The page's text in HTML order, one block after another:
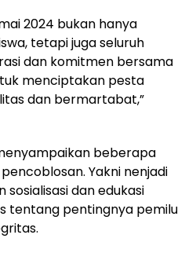
2024 bukan hanya
tetapi juga seluruh
dan komitmen bersama
menciptakan pesta
dan bermartabat,”
beberapa
Yakni nenjadi
sosialisasi dan edukasi
tentang pentingnya pemilu